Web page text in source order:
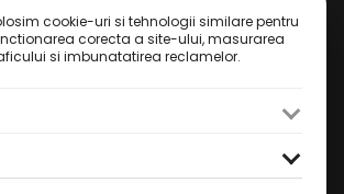
cookie-uri si tehnologii similare pentru
corecta a site-ului, masurarea
si imbunatatirea reclamelor.